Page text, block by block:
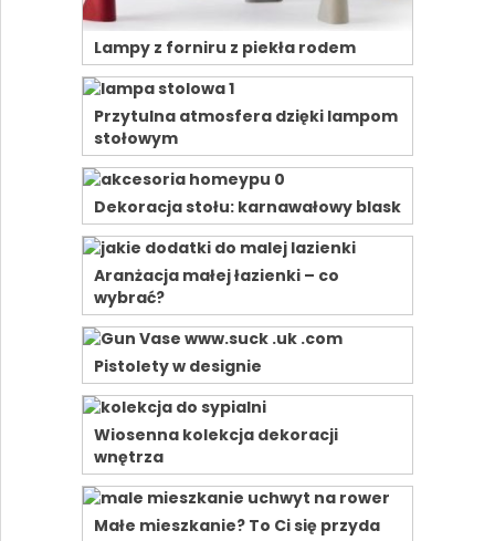
Lampy z forniru z piekła rodem
Przytulna atmosfera dzięki lampom
stołowym
Dekoracja stołu: karnawałowy blask
Aranżacja małej łazienki – co
wybrać?
Pistolety w designie
Wiosenna kolekcja dekoracji
wnętrza
Małe mieszkanie? To Ci się przyda